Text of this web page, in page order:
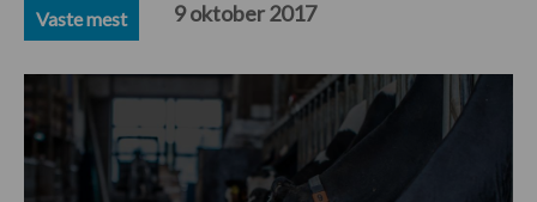
Vaste mest 9 oktober 2017